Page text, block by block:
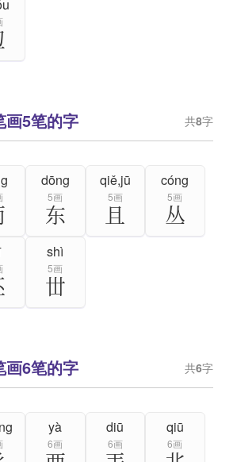
画5笔的字 共8字
dōng
5画
东
qiě,jū
5画
且
cóng
5画
丛
shì
5画
丗
画6笔的字 共6字
yà
6画
diū
6画
qiū
6画